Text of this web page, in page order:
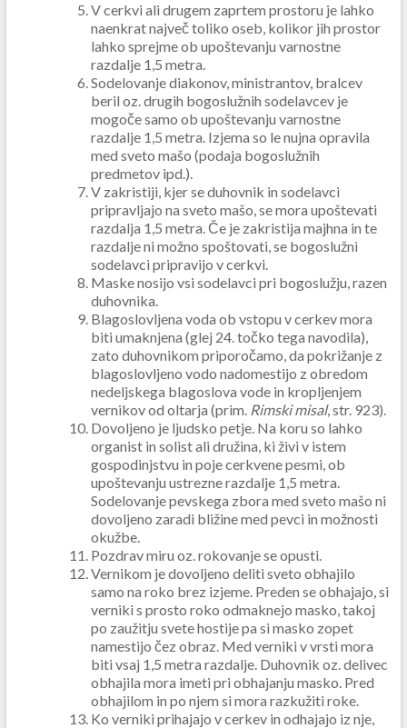
V cerkvi ali drugem zaprtem prostoru je lahko
naenkrat največ toliko oseb, kolikor jih prostor
lahko sprejme ob upoštevanju varnostne
razdalje 1,5 metra.
Sodelovanje diakonov, ministrantov, bralcev
beril oz. drugih bogoslužnih sodelavcev je
mogoče samo ob upoštevanju varnostne
razdalje 1,5 metra. Izjema so le nujna opravila
med sveto mašo (podaja bogoslužnih
predmetov ipd.).
V zakristiji, kjer se duhovnik in sodelavci
pripravljajo na sveto mašo, se mora upoštevati
razdalja 1,5 metra. Če je zakristija majhna in te
razdalje ni možno spoštovati, se bogoslužni
sodelavci pripravijo v cerkvi.
Maske nosijo vsi sodelavci pri bogoslužju, razen
duhovnika.
Blagoslovljena voda ob vstopu v cerkev mora
biti umaknjena (glej 24. točko tega navodila),
zato duhovnikom priporočamo, da pokrižanje z
blagoslovljeno vodo nadomestijo z obredom
nedeljskega blagoslova vode in kropljenjem
vernikov od oltarja (prim. Rimski misal, str. 923).
Dovoljeno je ljudsko petje. Na koru so lahko
organist in solist ali družina, ki živi v istem
gospodinjstvu in poje cerkvene pesmi, ob
upoštevanju ustrezne razdalje 1,5 metra.
Sodelovanje pevskega zbora med sveto mašo ni
dovoljeno zaradi bližine med pevci in možnosti
okužbe.
Pozdrav miru oz. rokovanje se opusti.
Vernikom je dovoljeno deliti sveto obhajilo
samo na roko brez izjeme. Preden se obhajajo, si
verniki s prosto roko odmaknejo masko, takoj
po zaužitju svete hostije pa si masko zopet
namestijo čez obraz. Med verniki v vrsti mora
biti vsaj 1,5 metra razdalje. Duhovnik oz. delivec
obhajila mora imeti pri obhajanju masko. Pred
obhajilom in po njem si mora razkužiti roke.
Ko verniki prihajajo v cerkev in odhajajo iz nje,